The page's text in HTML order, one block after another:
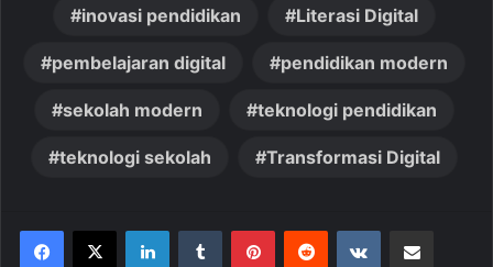
inovasi pendidikan Literasi Digital
pembelajaran digital pendidikan modern
sekolah modern teknologi pendidikan
teknologi sekolah Transformasi Digital
LinkedInTumblr PinterestReddit VKontakte